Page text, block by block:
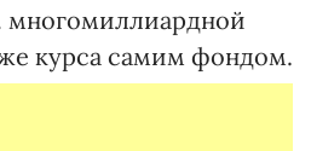
многомиллиардной
курса самим фондом.